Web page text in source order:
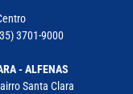
3701-9000
- ALFENAS
Santa Clara